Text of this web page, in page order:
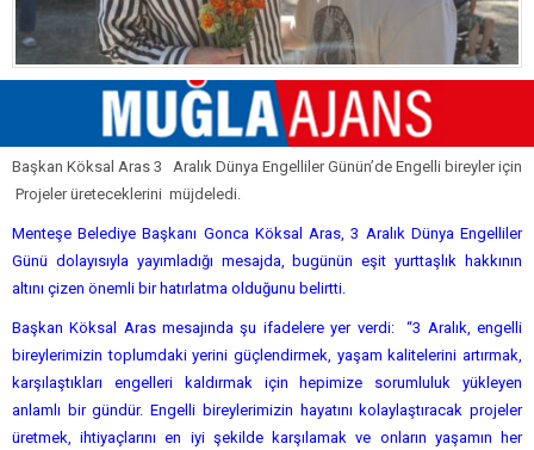
Başkan Köksal Aras 3 Aralık Dünya Engelliler Günün’de Engelli bireyler için
Projeler üreteceklerini müjdeledi.
Menteşe Belediye Başkanı Gonca Köksal Aras, 3 Aralık Dünya Engelliler
Günü dolayısıyla yayımladığı mesajda, bugünün eşit yurttaşlık hakkının
altını çizen önemli bir hatırlatma olduğunu belirtti.
Başkan Köksal Aras mesajında şu ifadelere yer verdi: “3 Aralık, engelli
bireylerimizin toplumdaki yerini güçlendirmek, yaşam kalitelerini artırmak,
karşılaştıkları engelleri kaldırmak için hepimize sorumluluk yükleyen
anlamlı bir gündür. Engelli bireylerimizin hayatını kolaylaştıracak projeler
üretmek, ihtiyaçlarını en iyi şekilde karşılamak ve onların yaşamın her